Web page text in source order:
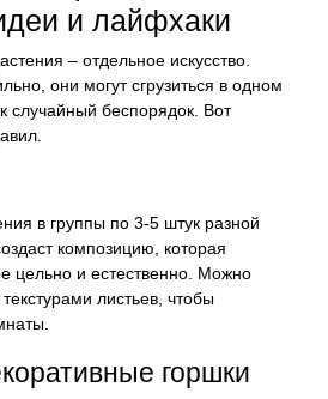
и лайфхаки
– отдельное искусство.
они могут сгрузиться в одном
случайный беспорядок. Вот
в группы по 3-5 штук разной
композицию, которая
цельно и естественно. Можно
листьев, чтобы
горшки